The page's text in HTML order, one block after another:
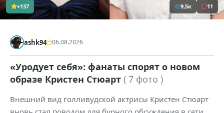
+137 9,5к 11
ashk94 06.08.2026
«Уродует себя»: фанаты спорят о новом
образе Кристен Стюарт ( 7 фото )
Внешний вид голливудской актрисы Кристен Стюарт